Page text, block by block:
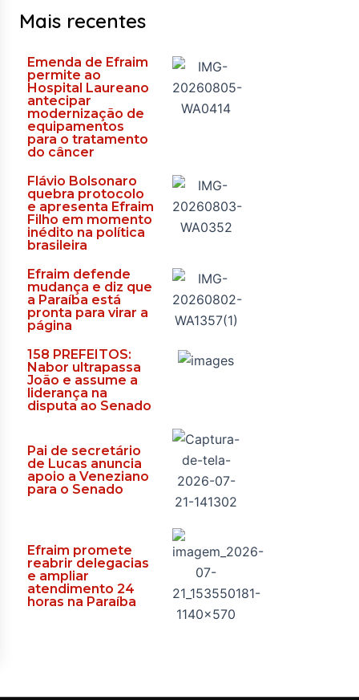
Mais recentes
Emenda de Efraim
permite ao
Hospital Laureano
antecipar
modernização de
equipamentos
para o tratamento
do câncer
Flávio Bolsonaro
quebra protocolo
e apresenta Efraim
Filho em momento
inédito na política
brasileira
Efraim defende
mudança e diz que
a Paraíba está
pronta para virar a
página
158 PREFEITOS:
Nabor ultrapassa
João e assume a
liderança na
disputa ao Senado
Pai de secretário
de Lucas anuncia
apoio a Veneziano
para o Senado
Efraim promete
reabrir delegacias
e ampliar
atendimento 24
horas na Paraíba